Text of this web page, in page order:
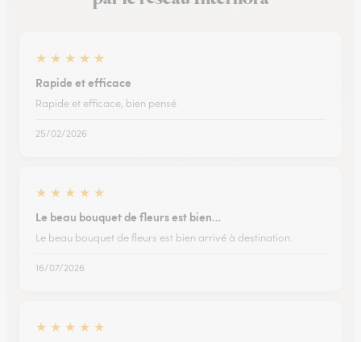
★ ★ ★ ★ ★
Rapide et efficace
Rapide et efficace, bien pensé
25/02/2026
★ ★ ★ ★ ★
Le beau bouquet de fleurs est bien…
Le beau bouquet de fleurs est bien arrivé à destination.
16/07/2026
★ ★ ★ ★ ★